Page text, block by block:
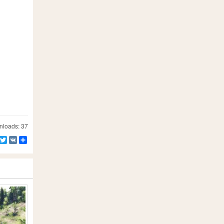
37
Twitter
VK